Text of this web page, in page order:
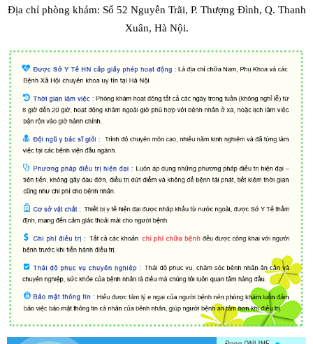
Địa chỉ phòng khám: Số 52 Nguyễn Trãi, P. Thượng Đình, Q. Thanh
Xuân, Hà Nội.